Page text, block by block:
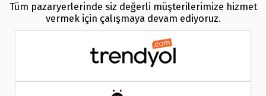
Tüm pazaryerlerinde siz değerli müşterilerimize hizmet
vermek için çalışmaya devam ediyoruz.